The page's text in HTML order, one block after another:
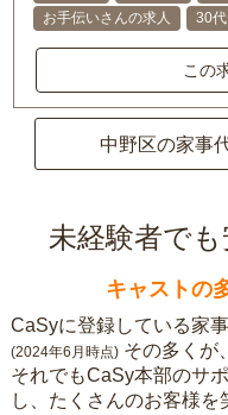
お手伝いさんの求人
30
この
中野区の家事
未経験者で
キャストの
CaSyに登録している家
(2024年6月時点) その多くが
それでもCaSy本部のサ
し、たくさんのお客様を